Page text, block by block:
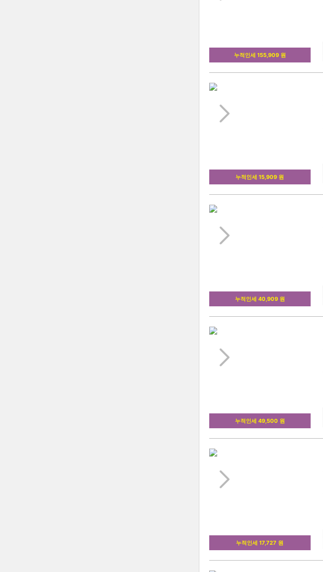
누적인세 155,909 원
누적인세 15,909 원
누적인세 40,909 원
누적인세 49,500 원
누적인세 17,727 원